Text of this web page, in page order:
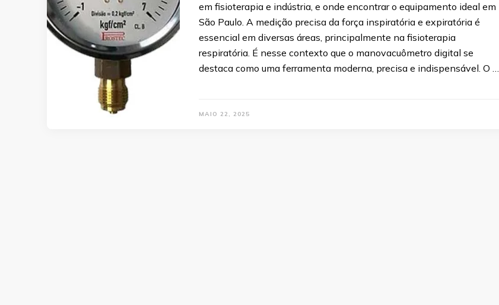
em fisioterapia e indústria, e onde encontrar o equipamento ideal em
São Paulo. A medição precisa da força inspiratória e expiratória é
essencial em diversas áreas, principalmente na fisioterapia
respiratória. É nesse contexto que o manovacuômetro digital se
destaca como uma ferramenta moderna, precisa e indispensável. O …
MAIO 22, 2025